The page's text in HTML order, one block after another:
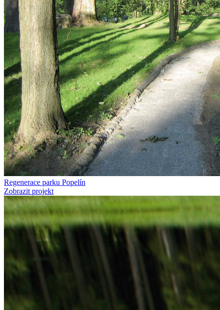
Regenerace parku Popelín
Zobrazit projekt